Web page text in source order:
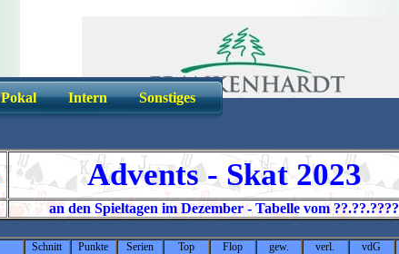
Pokal Intern Sonstiges
Advents - Skat 2023
an den Spieltagen im Dezember - Tabelle vom ??.??.????
Schnitt Punkte Serien Top Flop gew. verl. vdG